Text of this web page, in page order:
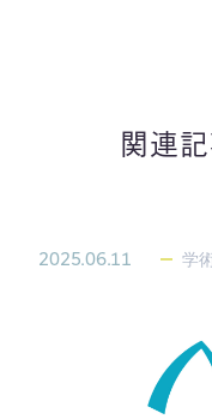
関連
2025.06.11 学